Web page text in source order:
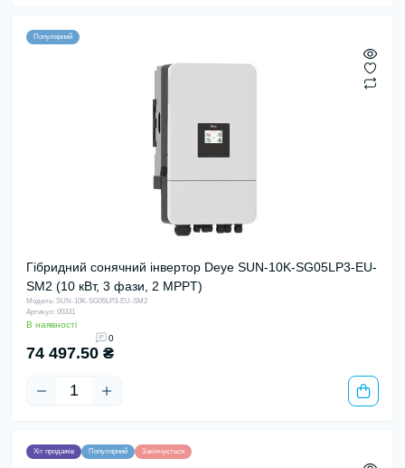
Популярний
Гібридний сонячний інвертор Deye SUN-10K-SG05LP3-EU-
SM2 (10 кВт, 3 фази, 2 MPPT)
Модель: SUN-10K-SG05LP3-EU-SM2
Артикул: 00331
В наявності
0
74 497.50 ₴
Хіт продажів Популярний Закінчується